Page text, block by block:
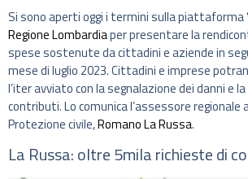
Si sono aperti oggi i termini sulla piattaforma
Regione Lombardiaper presentare la
spese sostenute da cittadini e aziende in
mese di luglio 2023. Cittadini e imprese
l’iter avviato con la segnalazione dei danni e
contributi. Lo comunica l’assessore regionale
Protezione civile,Romano La Russa.
La Russa: oltre 5mila richieste di